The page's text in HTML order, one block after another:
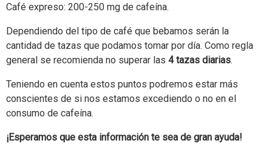
Café expreso: 200-250 mg de cafeína.
Dependiendo del tipo de café que bebamos serán la
cantidad de tazas que podamos tomar por día. Como regla
general se recomienda no superar las 4 tazas diarias.
Teniendo en cuenta estos puntos podremos estar más
conscientes de si nos estamos excediendo o no en el
consumo de cafeína.
¡Esperamos que esta información te sea de gran ayuda!